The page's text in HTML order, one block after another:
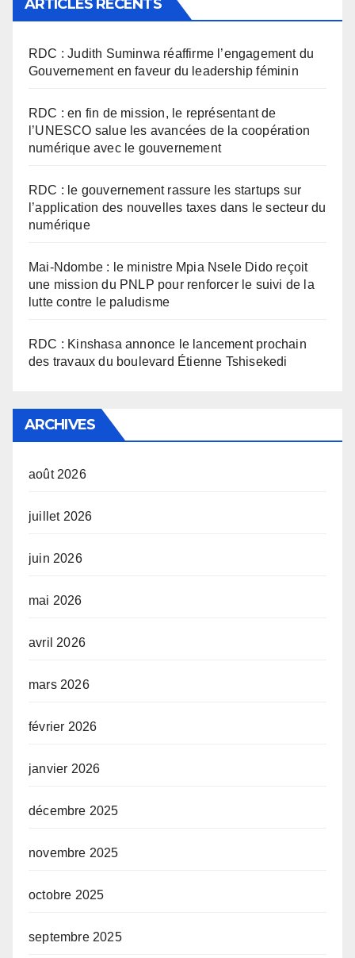
ARTICLES RÉCENTS
RDC : Judith Suminwa réaffirme l’engagement du
Gouvernement en faveur du leadership féminin
RDC : en fin de mission, le représentant de
l’UNESCO salue les avancées de la coopération
numérique avec le gouvernement
RDC : le gouvernement rassure les startups sur
l’application des nouvelles taxes dans le secteur du
numérique
Mai-Ndombe : le ministre Mpia Nsele Dido reçoit
une mission du PNLP pour renforcer le suivi de la
lutte contre le paludisme
RDC : Kinshasa annonce le lancement prochain
des travaux du boulevard Étienne Tshisekedi
ARCHIVES
août 2026
juillet 2026
juin 2026
mai 2026
avril 2026
mars 2026
février 2026
janvier 2026
décembre 2025
novembre 2025
octobre 2025
septembre 2025